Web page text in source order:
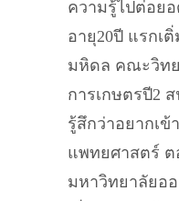
ความรู้ไปต่อยอ
อายุ20ปี แรกเ
มหิดล คณะวิท
การเกษตรปี2
รู้สึกว่าอยากเ
แพทยศาสตร์
มหาวิทยาลัยอ